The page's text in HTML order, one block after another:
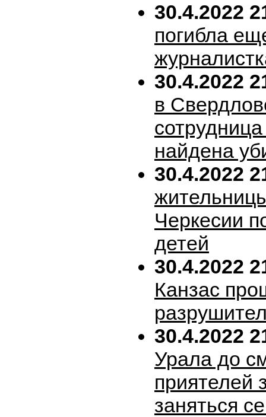
30.4.2022
погибла
30.4.2022
в
найдена
30.4.2022
Черкесии
детей
30.4.2022
Канзас
30.4.2022
Урала до
приятелей
заняться